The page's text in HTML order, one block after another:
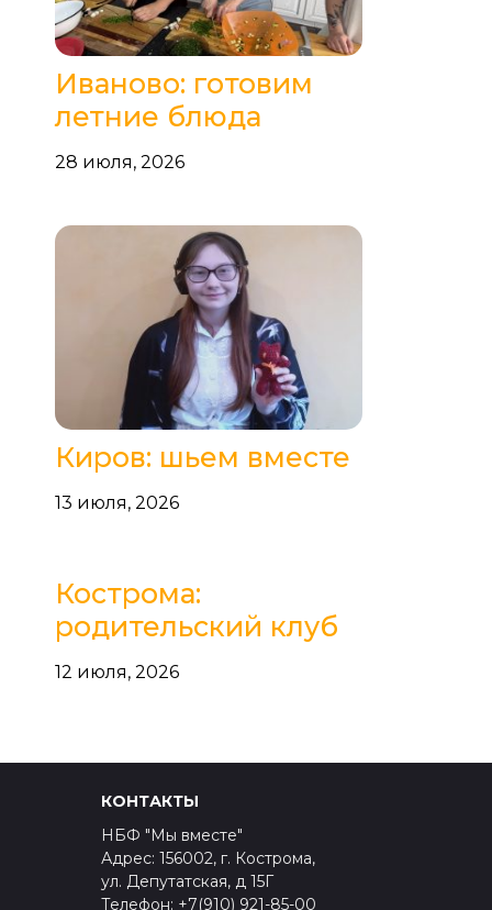
Иваново: готовим
летние блюда
28 июля, 2026
Киров: шьем вместе
13 июля, 2026
Кострома:
родительский клуб
12 июля, 2026
КОНТАКТЫ
НБФ "Мы вместе"
Адрес: 156002, г. Кострома,
ул. Депутатская, д 15Г
Телефон: +7(910) 921-85-00